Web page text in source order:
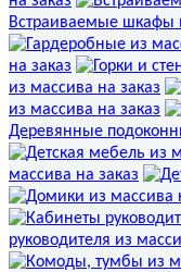
Встраиваемые шкафы
на заказ
из массива на заказ
из массива на заказ
Деревянные
массива на заказ
руководителя из